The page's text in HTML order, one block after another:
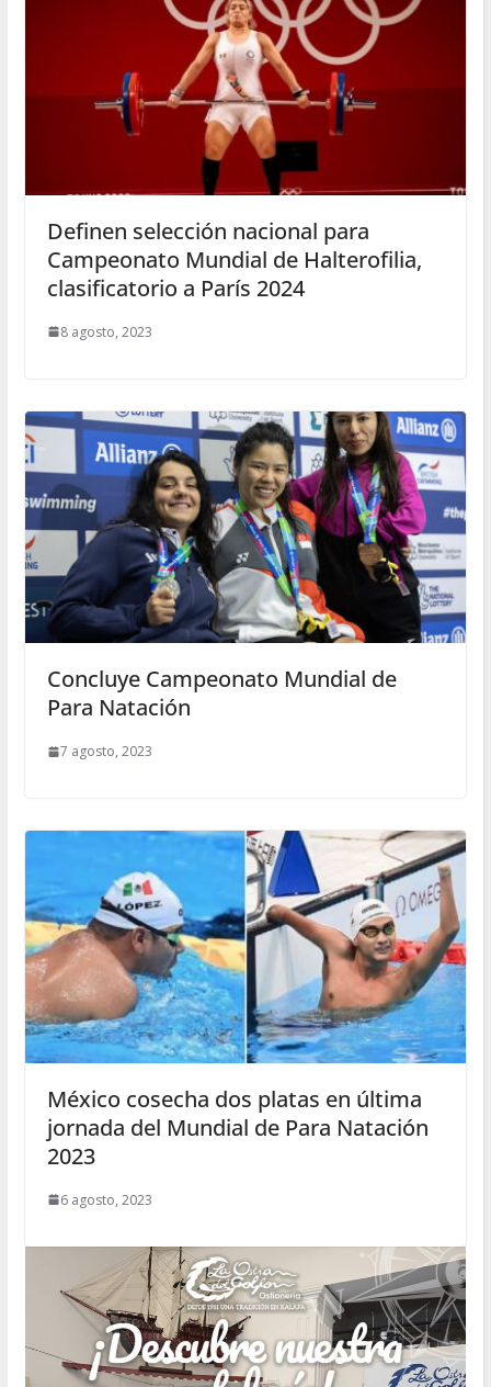
Definen selección nacional para
Campeonato Mundial de Halterofilia,
clasificatorio a París 2024
8 agosto, 2023
Concluye Campeonato Mundial de
Para Natación
7 agosto, 2023
México cosecha dos platas en última
jornada del Mundial de Para Natación
2023
6 agosto, 2023